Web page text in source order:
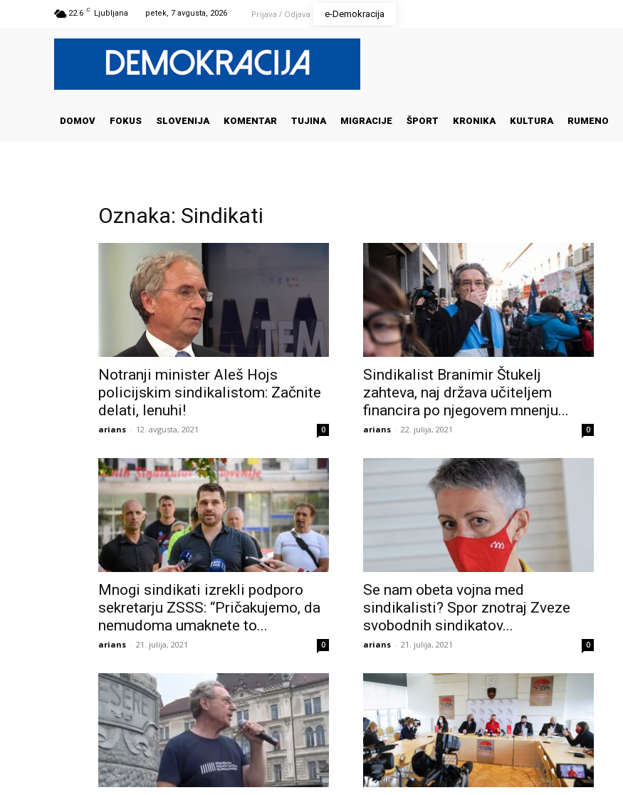
22.6 C Ljubljana petek, 7 avgusta, 2026 Prijava / Odjava e-Demokracija
DOMOV FOKUS SLOVENIJA KOMENTAR TUJINA MIGRACIJE ŠPORT KRONIKA KULTURA RUMENO
Oznaka: Sindikati
Notranji minister Aleš Hojs
policijskim sindikalistom: Začnite
delati, lenuhi!
arians - 12. avgusta, 2021 0
Sindikalist Branimir Štukelj
zahteva, naj država učiteljem
financira po njegovem mnenju...
arians - 22. julija, 2021 0
Mnogi sindikati izrekli podporo
sekretarju ZSSS: “Pričakujemo, da
nemudoma umaknete to...
arians - 21. julija, 2021 0
Se nam obeta vojna med
sindikalisti? Spor znotraj Zveze
svobodnih sindikatov...
arians - 21. julija, 2021 0